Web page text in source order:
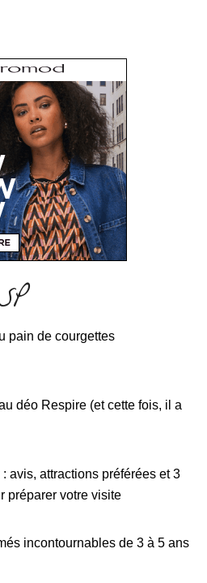
pain de courgettes
déo Respire (et cette fois, il a
avis, attractions préférées et 3
préparer votre visite
incontournables de 3 à 5 ans